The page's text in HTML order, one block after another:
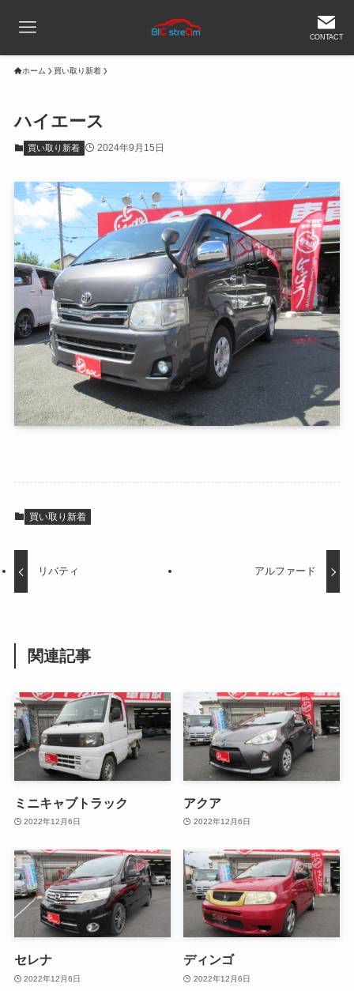
CONTACT
ホーム 買い取り新着
ハイエース
買い取り新着 2024年9月15日
買い取り新着
リバティ アルファード
関連記事
ミニキャブトラック
2022年12月6日
アクア
2022年12月6日
セレナ
2022年12月6日
ディンゴ
2022年12月6日